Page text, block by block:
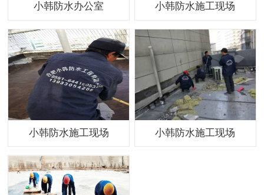
小韩防水办公室 小韩防水施工现场
小韩防水施工现场 小韩防水施工现场